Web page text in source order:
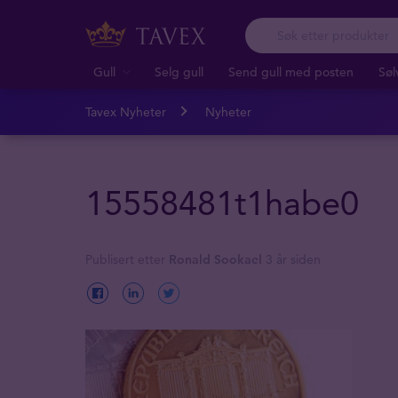
Gull Selg gull Send gull med posten
Tavex Nyheter Nyheter
15558481t1habe0